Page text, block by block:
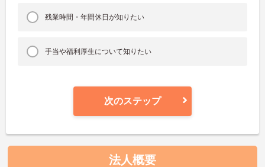
残業時間・年間休日が知りたい
手当や福利厚生について知りたい
次のステップ
法人概要